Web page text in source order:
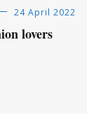
24 April 2022
lovers